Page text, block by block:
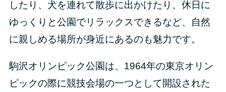
したり、犬を連れて散歩に出かけたり、休日に
ゆっくりと公園でリラックスできるなど、自然
に親しめる場所が身近にあるのも魅力です。
駒沢オリンピック公園は、1964年の東京オリン
ピックの際に競技会場の一つとして開設された